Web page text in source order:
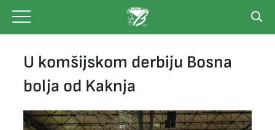
content
U komšijskom derbiju Bosna
bolja od Kaknja